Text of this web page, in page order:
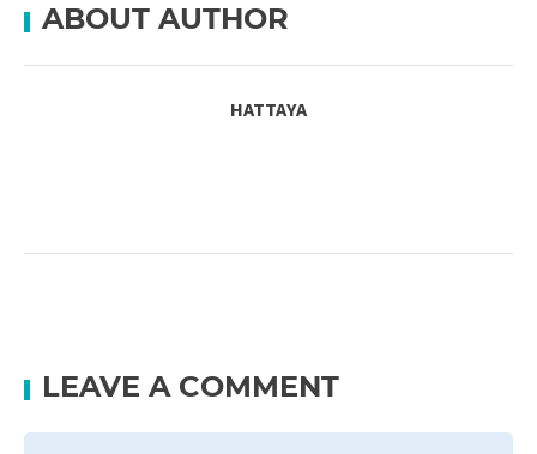
ABOUT AUTHOR
HATTAYA
LEAVE A COMMENT